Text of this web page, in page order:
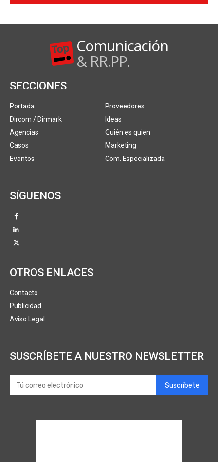
Comunicación
& RR.PP.
SECCIONES
Portada
Dircom / Dirmark
Agencias
Casos
Eventos
Proveedores
Ideas
Quién es quién
Marketing
Com. Especializada
SÍGUENOS
OTROS ENLACES
Contacto
Publicidad
Aviso Legal
SUSCRÍBETE A NUESTRO NEWSLETTER
Suscríbete